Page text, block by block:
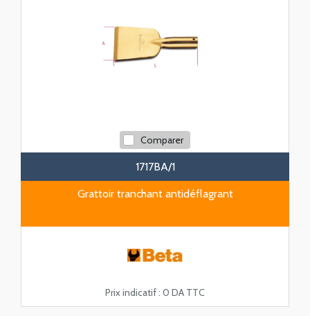
Comparer
1717BA/1
Grattoir tranchant antidéflagrant
Prix indicatif : 0 DA TTC